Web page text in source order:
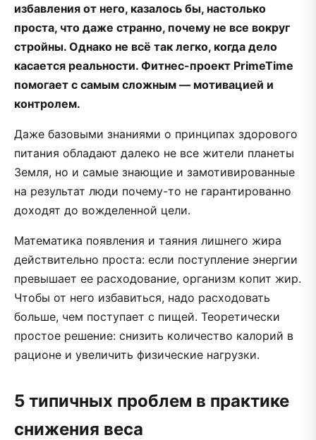
избавления от него, казалось бы, настолько
проста, что даже странно, почему не все вокруг
стройны. Однако не всё так легко, когда дело
касается реальности. Фитнес-проект PrimeTime
помогает с самым сложным — мотивацией и
контролем.
Даже базовыми знаниями о принципах здорового
питания обладают далеко не все жители планеты
Земля, но и самые знающие и замотивированные
на результат люди почему-то не гарантированно
доходят до вожделенной цели.
Математика появления и таяния лишнего жира
действительно проста: если поступление энергии
превышает ее расходование, организм копит жир.
Чтобы от него избавиться, надо расходовать
больше, чем поступает с пищей. Теоретически
простое решение: снизить количество калорий в
рационе и увеличить физические нагрузки.
5 типичных проблем в практике
снижения веса